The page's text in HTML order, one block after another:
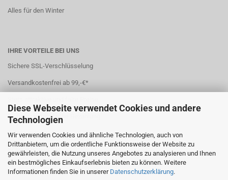
Diese Webseite verwendet Cookies und andere
Technologien
Wir verwenden Cookies und ähnliche Technologien, auch von
Drittanbietern, um die ordentliche Funktionsweise der Website zu
gewährleisten, die Nutzung unseres Angebotes zu analysieren und Ihnen
ein bestmögliches Einkaufserlebnis bieten zu können. Weitere
Informationen finden Sie in unserer Datenschutzerklärung.
Alles für den Winter
IHRE VORTEILE BEI UNS
Sichere SSL-Verschlüsselung
Versandkostenfrei ab 99,-€*
Sichere und einfache Bezahlung
7 Zahlungsarten
Schneller Versand
*(Ausland abweichend)